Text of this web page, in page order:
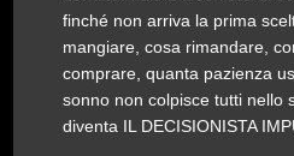
finché non arriva la prima
mangiare, cosa rimandare,
comprare, quanta pazienza
sonno non colpisce tutti nello
diventa IL DECISIONISTA